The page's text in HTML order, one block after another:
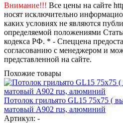
Внимание!!! Все цены на сайте
носят исключительно
каких условиях не являются
определяемой положениями
кодекса РФ. * - Спеццена
согласованию с менеджером и
представленной на сайте.
Похожие товары
Потолок грильято GL15 75х75 (
матовый А902 rus, алюминий
Артикул: -